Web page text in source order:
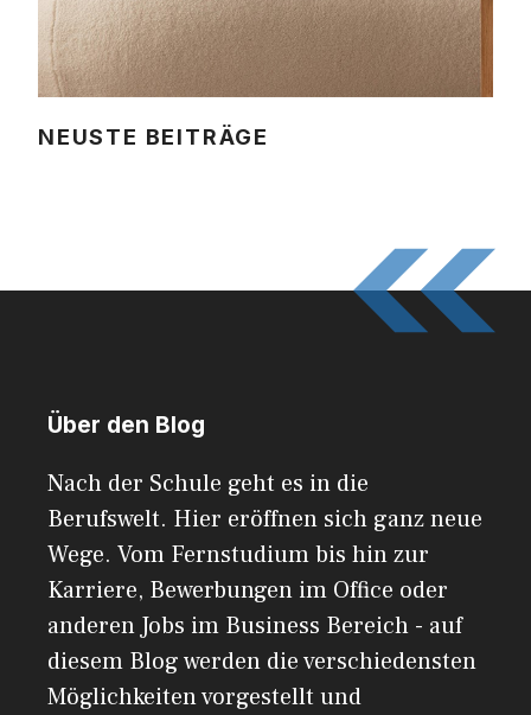
NEUSTE BEITRÄGE
Über den Blog
Nach der Schule geht es in die
Berufswelt. Hier eröffnen sich ganz neue
Wege. Vom Fernstudium bis hin zur
Karriere, Bewerbungen im Office oder
anderen Jobs im Business Bereich - auf
diesem Blog werden die verschiedensten
Möglichkeiten vorgestellt und